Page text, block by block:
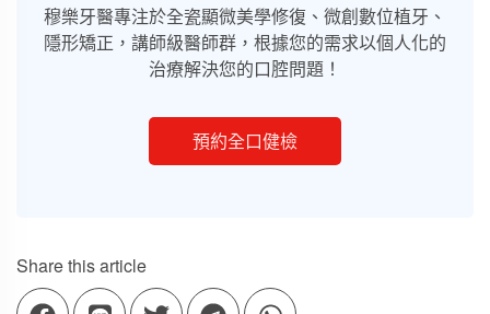
穆樂牙醫專注於全瓷顯微美學修復、微創數位植牙、
隱形矯正，講師級醫師群，根據您的需求以個人化的
治療解決您的口腔問題！
預約全口健檢
Share this article